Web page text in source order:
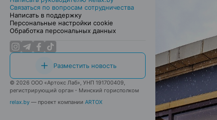
Связаться по вопросам сотрудничества
Написать в поддержку
Персональные настройки cookie
Обработка персональных данных
Разместить новость
© 2026 ООО «Артокс Лаб», УНП 191700409,
регистрирующий орган - Минский горисполком
relax.by — проект компании ARTOX